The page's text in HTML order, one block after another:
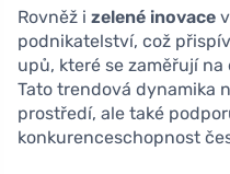
Rovněž i zelené inovace
podnikatelství, což
upů, které se zaměřují
Tato trendová dynamika
prostředí, ale také
konkurenceschopnost